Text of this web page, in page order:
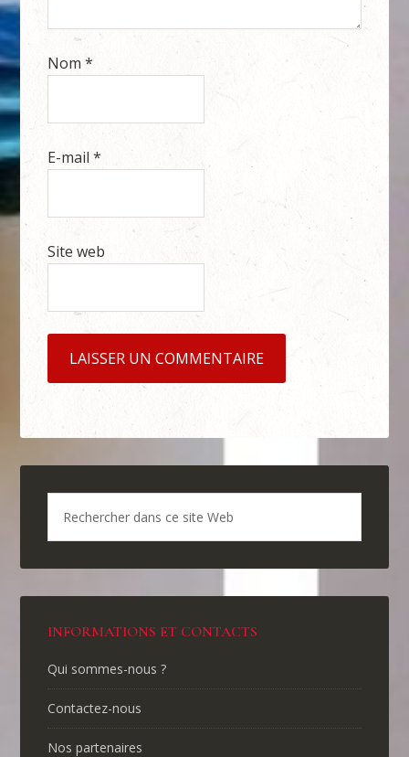
Nom*
E-mail*
Site web
INFORMATIONS ET CONTACTS
Qui sommes-nous ?
Contactez-nous
Nos partenaires